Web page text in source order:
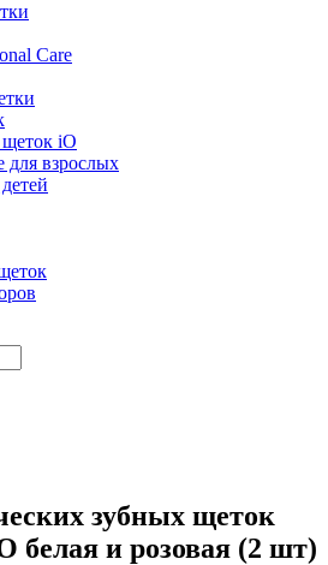
Care
iO
для взрослых
зубных щеток
белая и розовая (2 шт)